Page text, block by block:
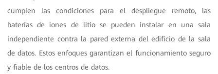
cumplen las condiciones para el despliegue remoto, las
baterías de iones de litio se pueden instalar en una sala
independiente contra la pared externa del edificio de la sala
de datos. Estos enfoques garantizan el funcionamiento seguro
y fiable de los centros de datos.